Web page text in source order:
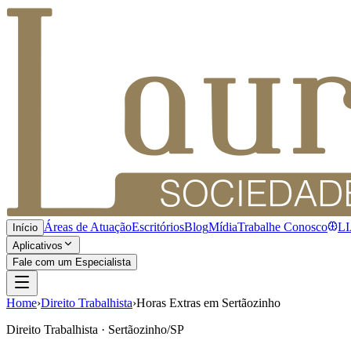
Início Áreas de AtuaçãoEscritóriosBlogMídiaTrabalhe Conosco
Aplicativos
Fale com um Especialista
Home›Direito Trabalhista›Horas Extras em Sertãozinho
Direito Trabalhista · Sertãozinho/SP